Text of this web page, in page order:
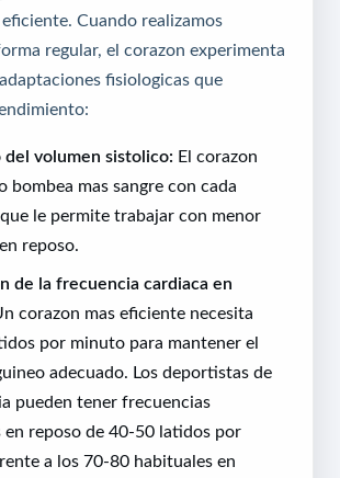
Cuando realizamos
regular, el corazon experimenta
fisiologicas que
del volumen sistolico: El corazon
bombea mas sangre con cada
le permite trabajar con menor
reposo.
de la frecuencia cardiaca en
corazon mas eficiente necesita
por minuto para mantener el
adecuado. Los deportistas de
pueden tener frecuencias
en reposo de 40-50 latidos por
a los 70-80 habituales en